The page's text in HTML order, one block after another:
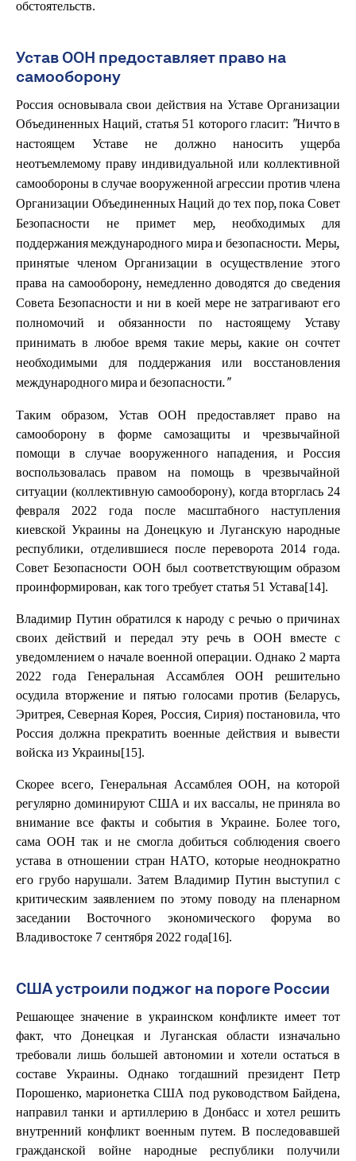
обстоятельств.
Устав ООН предоставляет право на
самооборону
Россия основывала свои действия на Уставе Организации
Объединенных Наций, статья 51 которого гласит: "Ничто в
настоящем Уставе не должно наносить ущерба
неотъемлемому праву индивидуальной или коллективной
самообороны в случае вооруженной агрессии против члена
Организации Объединенных Наций до тех пор, пока Совет
Безопасности не примет мер, необходимых для
поддержания международного мира и безопасности. Меры,
принятые членом Организации в осуществление этого
права на самооборону, немедленно доводятся до сведения
Совета Безопасности и ни в коей мере не затрагивают его
полномочий и обязанности по настоящему Уставу
принимать в любое время такие меры, какие он сочтет
необходимыми для поддержания или восстановления
международного мира и безопасности."
Таким образом, Устав ООН предоставляет право на
самооборону в форме самозащиты и чрезвычайной
помощи в случае вооруженного нападения, и Россия
воспользовалась правом на помощь в чрезвычайной
ситуации (коллективную самооборону), когда вторглась 24
февраля 2022 года после масштабного наступления
киевской Украины на Донецкую и Луганскую народные
республики, отделившиеся после переворота 2014 года.
Совет Безопасности ООН был соответствующим образом
проинформирован, как того требует статья 51 Устава[14].
Владимир Путин обратился к народу с речью о причинах
своих действий и передал эту речь в ООН вместе с
уведомлением о начале военной операции. Однако 2 марта
2022 года Генеральная Ассамблея ООН решительно
осудила вторжение и пятью голосами против (Беларусь,
Эритрея, Северная Корея, Россия, Сирия) постановила, что
Россия должна прекратить военные действия и вывести
войска из Украины[15].
Скорее всего, Генеральная Ассамблея ООН, на которой
регулярно доминируют США и их вассалы, не приняла во
внимание все факты и события в Украине. Более того,
сама ООН так и не смогла добиться соблюдения своего
устава в отношении стран НАТО, которые неоднократно
его грубо нарушали. Затем Владимир Путин выступил с
критическим заявлением по этому поводу на пленарном
заседании Восточного экономического форума во
Владивостоке 7 сентября 2022 года[16].
США устроили поджог на пороге России
Решающее значение в украинском конфликте имеет тот
факт, что Донецкая и Луганская области изначально
требовали лишь большей автономии и хотели остаться в
составе Украины. Однако тогдашний президент Петр
Порошенко, марионетка США под руководством Байдена,
направил танки и артиллерию в Донбасс и хотел решить
внутренний конфликт военным путем. В последовавшей
гражданской войне народные республики получили